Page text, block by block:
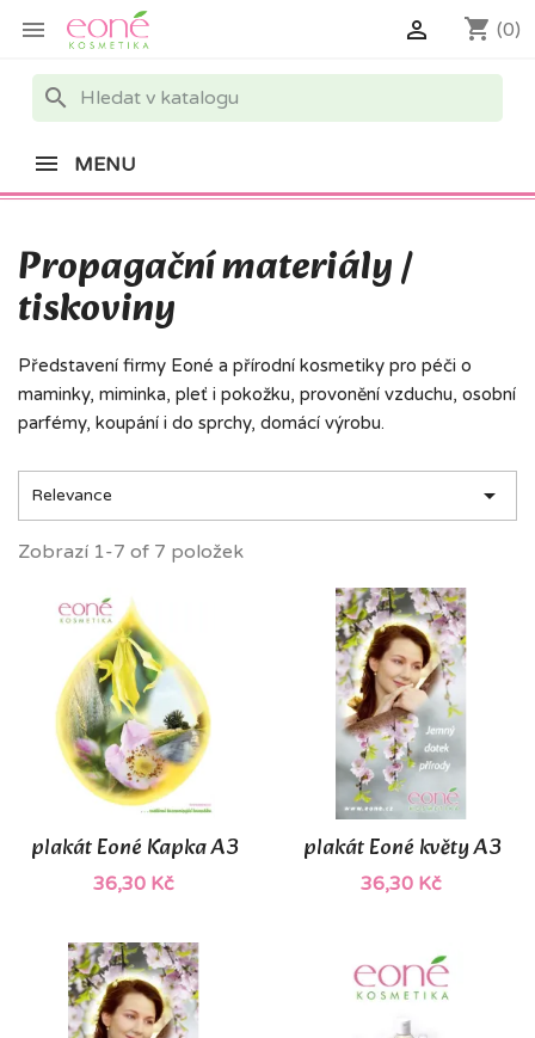
 shopping_cart (0)

search
MENU
Propagační materiály /
tiskoviny
Představení firmy Eoné a přírodní kosmetiky pro péči o
maminky, miminka, pleť i pokožku, provonění vzduchu, osobní
parfémy, koupání i do sprchy, domácí výrobu.
Relevance 
Zobrazí 1-7 of 7 položek
plakát Eoné Kapka A3
36,30 Kč
plakát Eoné květy A3
36,30 Kč